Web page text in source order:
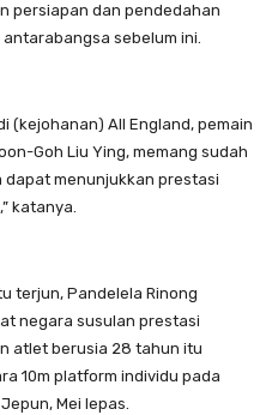
persiapan dan pendedahan
sebelum ini.
(kejohanan) All England, pemain
Goh Liu Ying, memang sudah
menunjukkan prestasi
katanya.
terjun, Pandelela Rinong
negara susulan prestasi
atlet berusia 28 tahun itu
10m platform individu pada
Mei lepas.